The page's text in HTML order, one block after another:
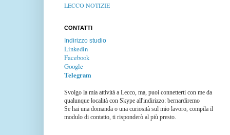
LECCO NOTIZIE
CONTATTI
Indirizzo studio
Linkedin
Facebook
Google
Telegram
Svolgo la mia attività a Lecco, ma, puoi connetterti con me da
qualunque località con Skype all'indirizzo: bernardiremo
Se hai una domanda o una curiosità sul mio lavoro, compila il
modulo di contatto, ti risponderò al più presto.